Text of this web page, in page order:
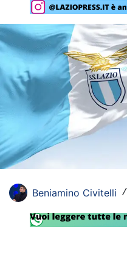
Rassegna Lazio
Social
Calcio
Serie A
Champions League
Europa League
Formula 1
Tennis
Beniamino Civitelli /